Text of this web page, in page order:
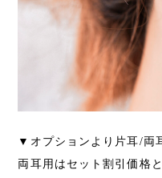
▼オプションより片耳/両
両耳用はセット割引価格